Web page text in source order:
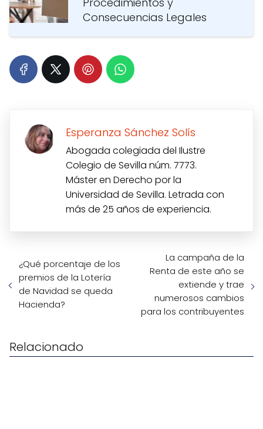
Consecuencias Legales
Esperanza Sánchez Solís
Abogada colegiada del Ilustre
Colegio de Sevilla núm. 7773.
Máster en Derecho por la
Universidad de Sevilla. Letrada con
más de 25 años de experiencia.
¿Qué porcentaje de los
premios de la Lotería
de Navidad se queda
Hacienda?
La campaña de la
Renta de este año se
extiende y trae
numerosos cambios
para los contribuyentes
Relacionado